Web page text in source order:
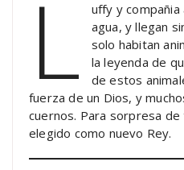
L
uffy y
agua, y llegan
solo habitan
la leyenda de
de estos
fuerza de un Dios, y
cuernos. Para sorpresa
elegido como nuevo Rey.